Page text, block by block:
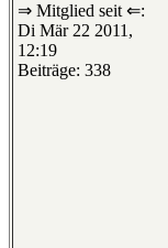
⇒ Mitglied seit ⇐:
Di Mär 22 2011,
12:19
Beiträge: 338